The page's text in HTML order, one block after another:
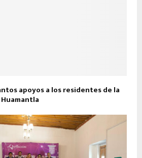
apoyos a los residentes de la